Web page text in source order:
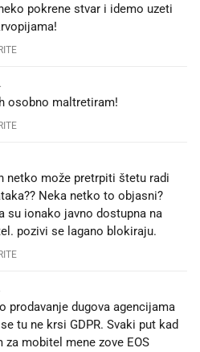
pokrene stvar i idemo uzeti
osobno maltretiram!
netko može pretrpiti štetu radi
Neka netko to objasni?
su ionako javno dostupna na
pozivi se lagano blokiraju.
prodavanje dugova agencijama
tu ne krsi GDPR. Svaki put kad
mobitel mene zove EOS